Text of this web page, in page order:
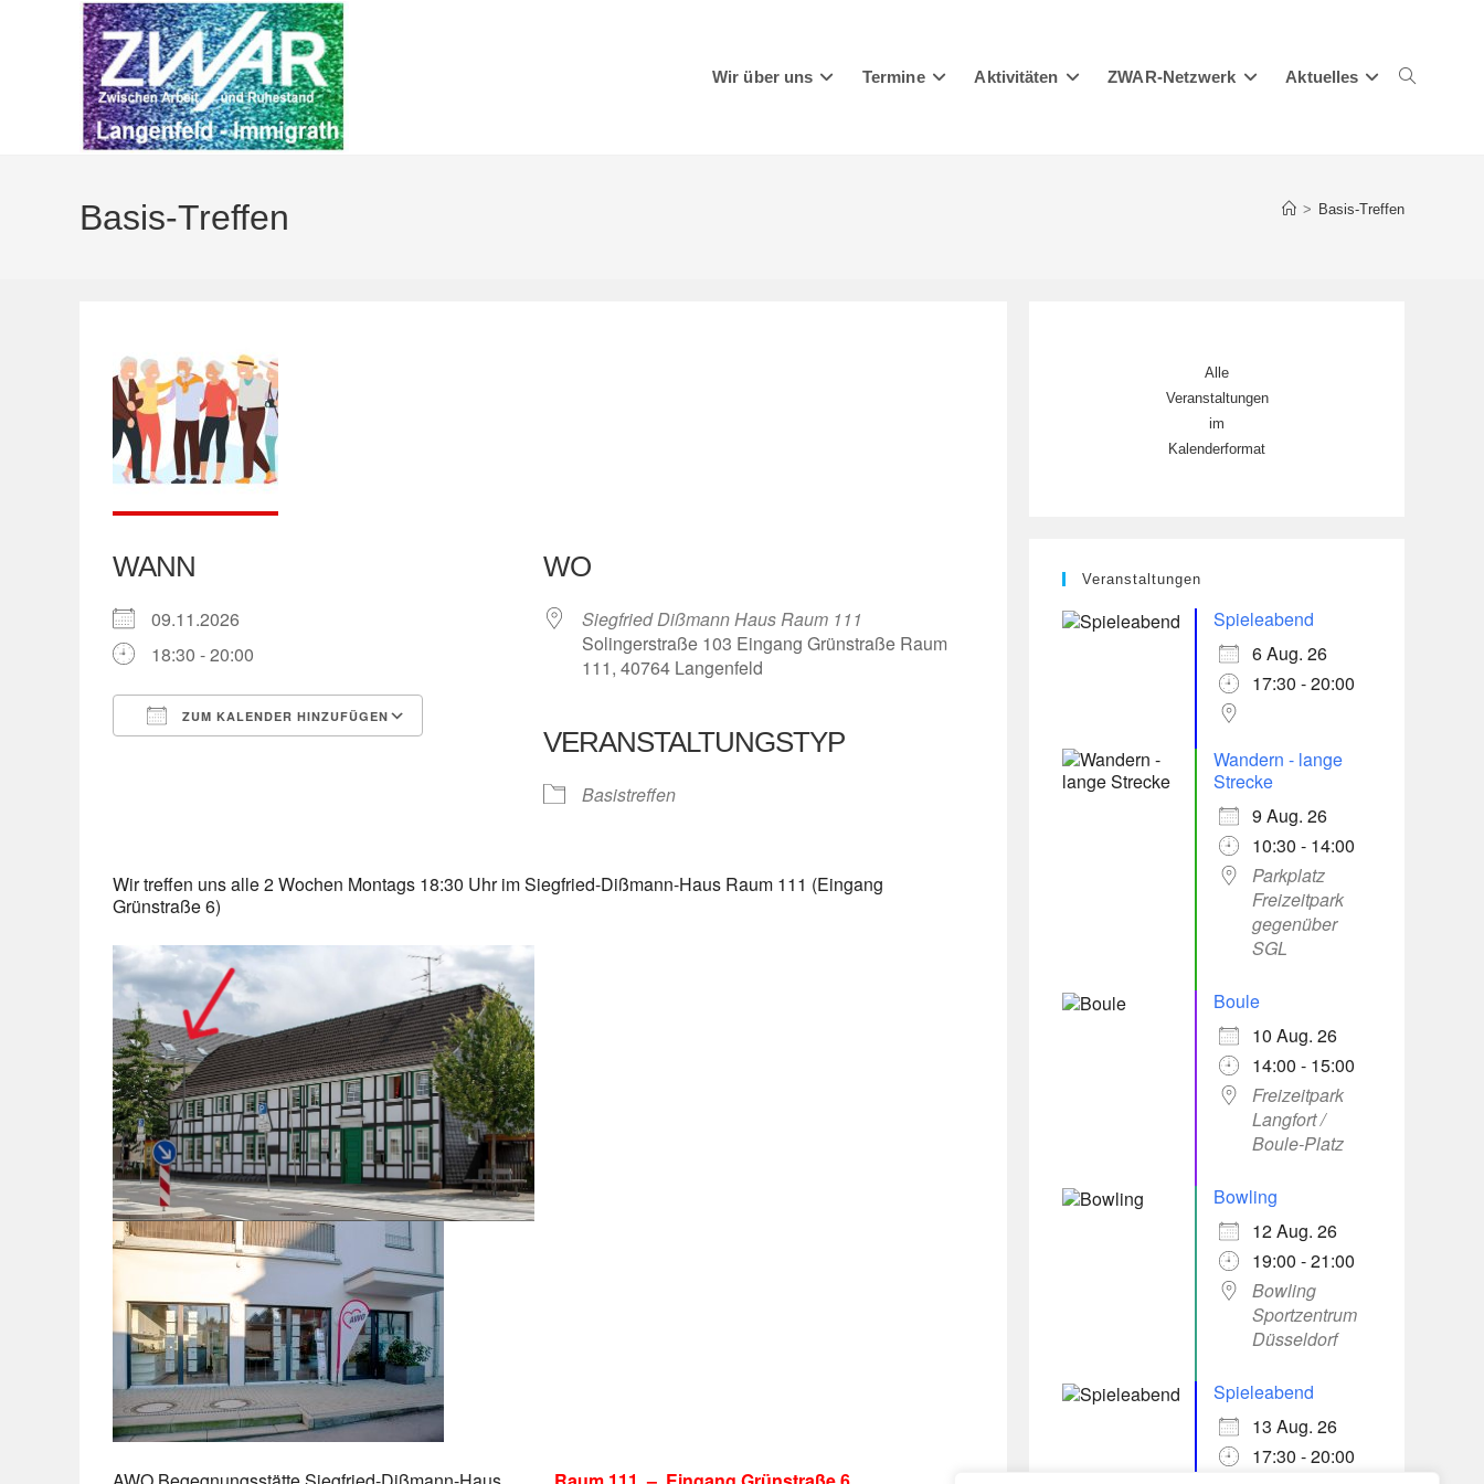
Wir über uns Termine Aktivitäten ZWAR-Netzwerk Aktuelles Website-
Basis-Treffen > Basis-Treffen
WANN
09.11.2026
18:30 - 20:00
ZUM KALENDER HINZUFÜGEN
Google Kalender iCalendar Office 365 Outlook Live
WO
Siegfried Dißmann Haus Raum 111
Solingerstraße 103 Eingang Grünstraße Raum
111, 40764 Langenfeld
VERANSTALTUNGSTYP
Basistreffen
Wir treffen uns alle 2 Wochen Montags 18:30 Uhr im Siegfried-Dißmann-Haus Raum 111 (Eingang
Grünstraße 6)
Alle
Veranstaltungen
im
Kalenderformat
Veranstaltungen
Spieleabend
6 Aug. 26
17:30 - 20:00
Wandern - lange
Strecke
9 Aug. 26
10:30 - 14:00
Parkplatz
Freizeitpark
gegenüber
SGL
Boule
10 Aug. 26
14:00 - 15:00
Freizeitpark
Langfort /
Boule-Platz
Bowling
12 Aug. 26
19:00 - 21:00
Bowling
Sportzentrum
Düsseldorf
Spieleabend
13 Aug. 26
17:30 - 20:00